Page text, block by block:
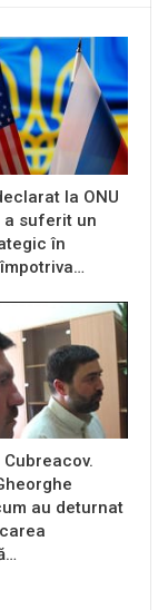
la ONU
a suferit un
în
au deturnat